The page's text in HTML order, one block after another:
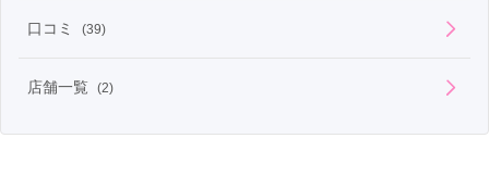
口コミ (39)
店舗一覧 (2)